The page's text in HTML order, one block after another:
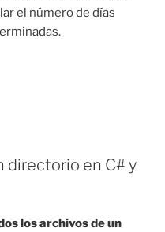
el número de días
directorio en C# y
los archivos de un